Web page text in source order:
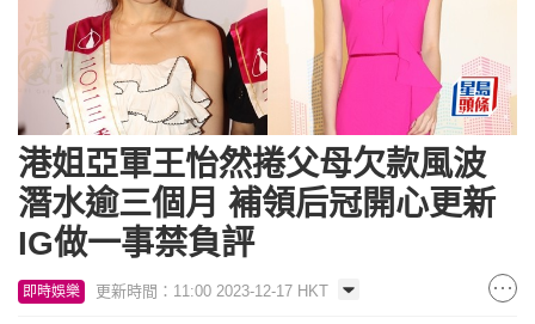
港姐亞軍王怡然捲父母欠款風波
潛水逾三個月 補領后冠開心更新
IG做一事禁負評
即時娛樂 更新時間：11:00 2023-12-17 HKT